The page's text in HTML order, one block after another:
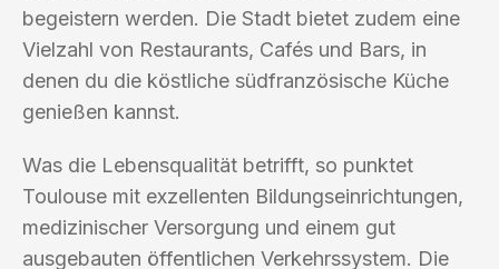
begeistern werden. Die Stadt bietet zudem eine
Vielzahl von Restaurants, Cafés und Bars, in
denen du die köstliche südfranzösische Küche
genießen kannst.
Was die Lebensqualität betrifft, so punktet
Toulouse mit exzellenten Bildungseinrichtungen,
medizinischer Versorgung und einem gut
ausgebauten öffentlichen Verkehrssystem. Die